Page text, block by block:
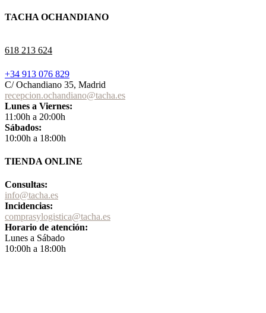
TACHA OCHANDIANO
618 213 624
+34 913 076 829
C/ Ochandiano 35, Madrid
recepcion.ochandiano@tacha.es
Lunes a Viernes:
11:00h a 20:00h
Sábados:
10:00h a 18:00h
TIENDA ONLINE
Consultas:
info@tacha.es
Incidencias:
comprasylogistica@tacha.es
Horario de atención:
Lunes a Sábado
10:00h a 18:00h